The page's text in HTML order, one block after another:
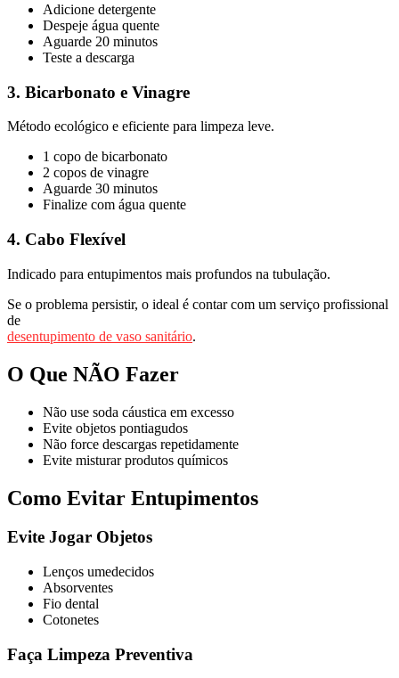
Adicione detergente
Despeje água quente
Aguarde 20 minutos
Teste a descarga
3. Bicarbonato e Vinagre
Método ecológico e eficiente para limpeza leve.
1 copo de bicarbonato
2 copos de vinagre
Aguarde 30 minutos
Finalize com água quente
4. Cabo Flexível
Indicado para entupimentos mais profundos na tubulação.
Se o problema persistir, o ideal é contar com um serviço profissional
de
desentupimento de vaso sanitário.
O Que NÃO Fazer
Não use soda cáustica em excesso
Evite objetos pontiagudos
Não force descargas repetidamente
Evite misturar produtos químicos
Como Evitar Entupimentos
Evite Jogar Objetos
Lenços umedecidos
Absorventes
Fio dental
Cotonetes
Faça Limpeza Preventiva